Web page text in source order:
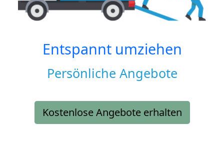
Entspannt umziehen
Persönliche Angebote
Kostenlose Angebote erhalten